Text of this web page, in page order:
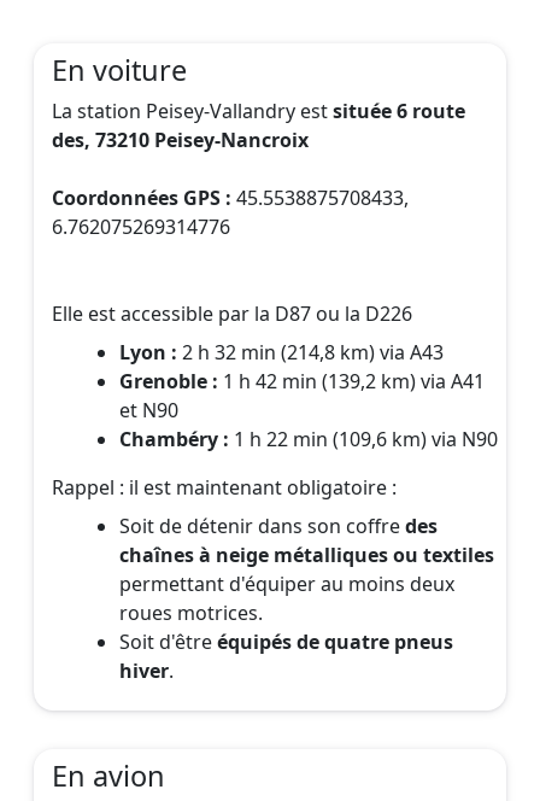
En voiture
La station Peisey-Vallandry estsituée 6 route
des, 73210 Peisey-Nancroix
Coordonnées GPS : 45.5538875708433,
6.762075269314776
Elle est accessible par la D87 ou la D226
Lyon : 2 h 32 min (214,8 km) via A43
Grenoble : 1 h 42 min (139,2 km) via A41
et N90
Chambéry : 1 h 22 min (109,6 km) via N90
Rappel : il est maintenant obligatoire :
Soit de détenir dans son coffredes
chaînes à neige métalliques ou textiles
permettant d'équiper au moins deux
roues motrices.
Soit d'êtreéquipés de quatre pneus
hiver.
En avion